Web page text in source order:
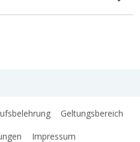
Geltungsbereich
Impressum